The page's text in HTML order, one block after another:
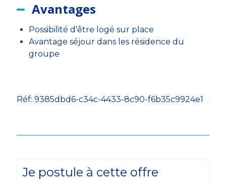
Avantages
Possibilité d'être logé sur place
Avantage séjour dans les résidence du
groupe
Réf: 9385dbd6-c34c-4433-8c90-f6b35c9924e1
Je postule à cette offre